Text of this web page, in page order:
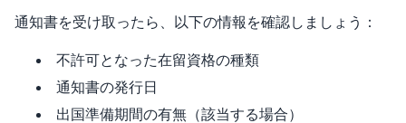
通知書を受け取ったら、以下の情報を確認しましょう：
不許可となった在留資格の種類
通知書の発行日
出国準備期間の有無（該当する場合）